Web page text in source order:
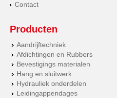
Contact
Producten
Aandrijftechniek
Afdichtingen en Rubbers
Bevestigings materialen
Hang en sluitwerk
Hydrauliek onderdelen
Leidingappendages